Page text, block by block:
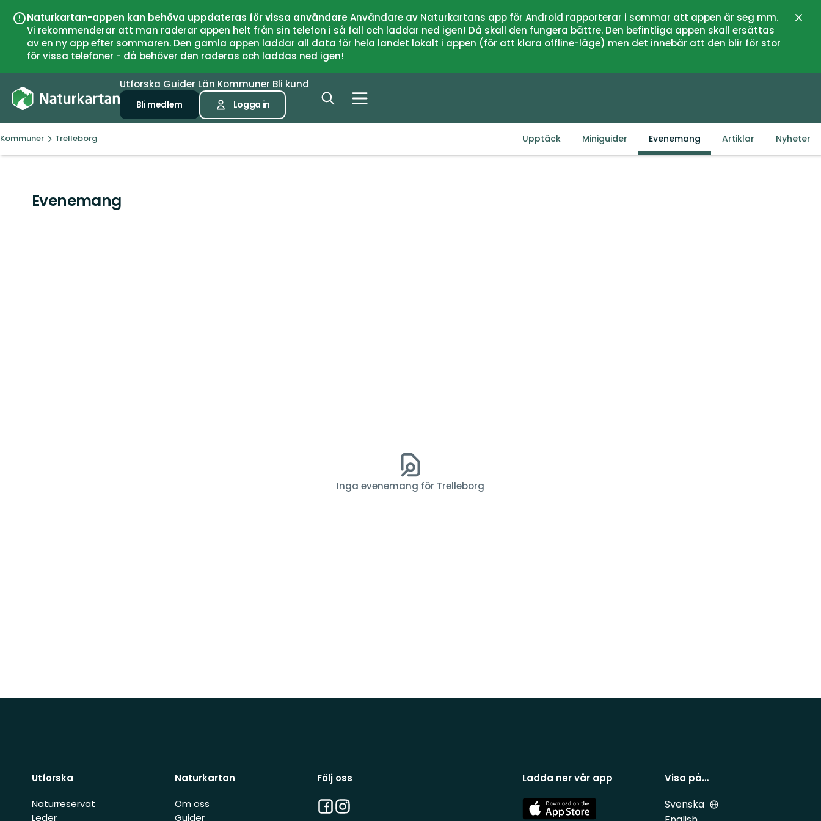
Naturkartan-appen kan behöva uppdateras för vissa användareAnvändare av Naturkartans app för Android rapporterar i sommar att appen är seg mm.
Vi rekommenderar att man raderar appen helt från sin telefon i så fall och laddar ned igen! Då skall den fungera bättre. Den befintliga appen skall ersättas
av en ny app efter sommaren. Den gamla appen laddar all data för hela landet lokalt i appen (för att klara offline-läge) men det innebär att den blir för stor
för vissa telefoner - då behöver den raderas och laddas ned igen!
Utforska Guider Län Kommuner Bli kund
Bli medlem Logga in
Kommuner Trelleborg Upptäck Miniguider Evenemang Artiklar Nyheter
Evenemang
Inga evenemang för Trelleborg
Utforska
Naturreservat
Leder
Naturkartan
Om oss
Guider
Följ oss
Facebook
Instagram
Ladda ner vår app
App
Store
Visa på…
Svenska